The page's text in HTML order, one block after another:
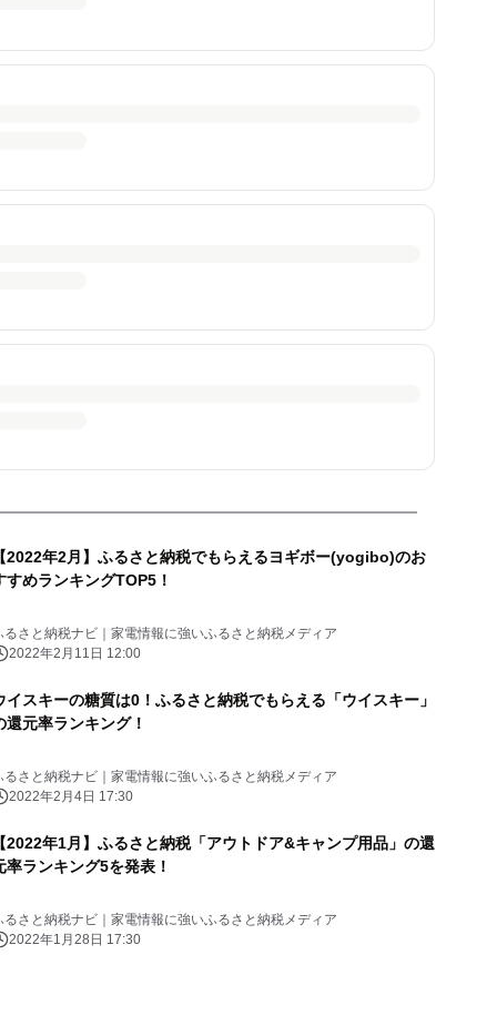
【2022年2月】ふるさと納税でもらえるヨギボー(yogibo)のお
すめランキングTOP5！
るさと納税ナビ｜家電情報に強いふるさと納税メディア
2022年2月11日 12:00
イスキーの糖質は0！ふるさと納税でもらえる「ウイスキー」
還元率ランキング！
るさと納税ナビ｜家電情報に強いふるさと納税メディア
2022年2月4日 17:30
【2022年1月】ふるさと納税「アウトドア&キャンプ用品」の還
率ランキング5を発表！
るさと納税ナビ｜家電情報に強いふるさと納税メディア
2022年1月28日 17:30